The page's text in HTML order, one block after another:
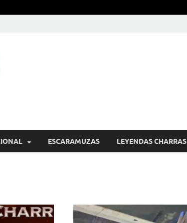
ESCARAMUZAS LEYENDAS CHARRAS